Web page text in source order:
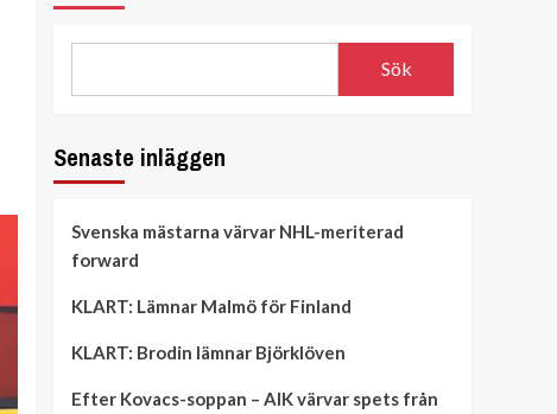
Sök
Senaste inläggen
Svenska mästarna värvar NHL-meriterad
forward
KLART: Lämnar Malmö för Finland
KLART: Brodin lämnar Björklöven
Efter Kovacs-soppan – AIK värvar spets från